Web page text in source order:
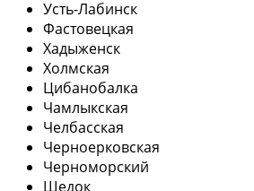
Усть-Лабинск
Фастовецкая
Хадыженск
Холмская
Цибанобалка
Чамлыкская
Челбасская
Черноерковская
Черноморский
Шедок